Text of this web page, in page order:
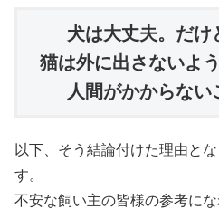
犬は大丈夫。だけ
猫は外に出さないよ
人間がかからない
以下、そう結論付けた理由と
す。
不安な飼い主の皆様の参考にな